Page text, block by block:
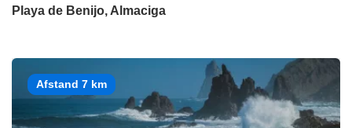
Playa de Benijo, Almaciga
Afstand 7 km